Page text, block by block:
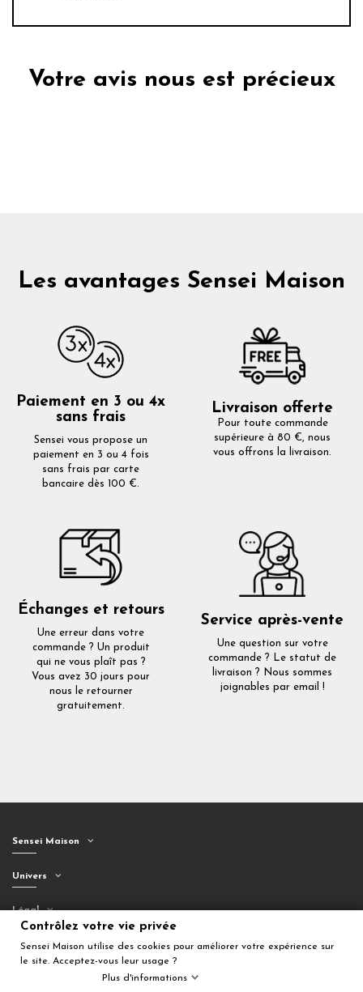
Votre avis nous est précieux
Les avantages Sensei Maison
Paiement en 3 ou 4x
sans frais
Sensei vous propose un
paiement en 3 ou 4 fois
sans frais par carte
bancaire dès 100 €.
Livraison offerte
Pour toute commande
supérieure à 80 €, nous
vous offrons la livraison.
Échanges et retours
Une erreur dans votre
commande ? Un produit
qui ne vous plaît pas ?
Vous avez 30 jours pour
nous le retourner
gratuitement.
Service après-vente
Une question sur votre
commande ? Le statut de
livraison ? Nous sommes
joignables par email !
Sensei Maison
Univers
Légal
Suivez-nous
Contrôlez votre vie privée
Sensei Maison utilise des cookies pour améliorer votre expérience sur
le site. Acceptez-vous leur usage ?
Plus d'informations